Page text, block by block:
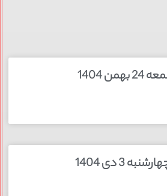
1404
3 دی 1404